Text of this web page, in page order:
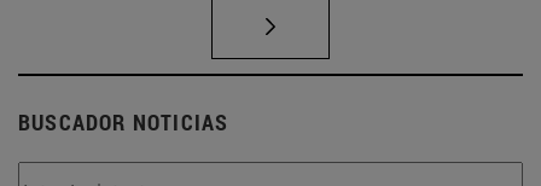
BUSCADOR NOTICIAS